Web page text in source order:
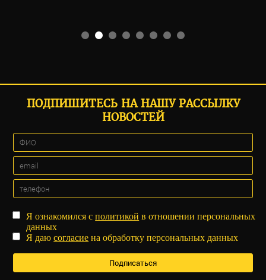
ПОДПИШИТЕСЬ НА НАШУ РАССЫЛКУ
НОВОСТЕЙ
Я ознакомился сполитикой в отношении персональных
данных
Я даюсогласие на обработку персональных данных